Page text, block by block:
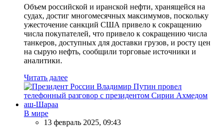
Объем российской и иранской нефти, хранящейся на
судах, достиг многомесячных максимумов, поскольку
ужесточение санкций США привело к сокращению
числа покупателей, что привело к сокращению числа
танкеров, доступных для доставки грузов, и росту цен
на сырую нефть, сообщили торговые источники и
аналитики.
Читать далее
В мире
13 февраль 2025, 09:43